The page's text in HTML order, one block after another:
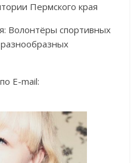
Пермского края
Волонтёры спортивных
E-mail: